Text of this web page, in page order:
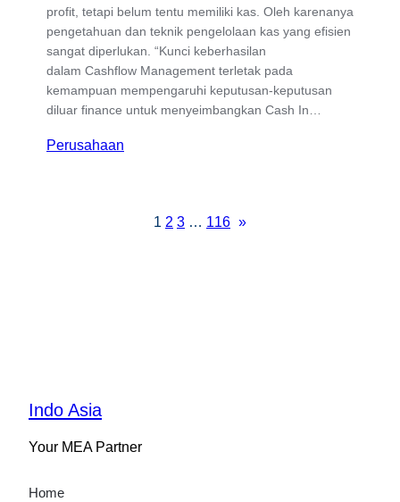
profit, tetapi belum tentu memiliki kas. Oleh karenanya
pengetahuan dan teknik pengelolaan kas yang efisien
sangat diperlukan. “Kunci keberhasilan
dalam Cashflow Management terletak pada
kemampuan mempengaruhi keputusan-keputusan
diluar finance untuk menyeimbangkan Cash In…
Perusahaan
1 2 3 … 116 »
Indo Asia
Your MEA Partner
Home